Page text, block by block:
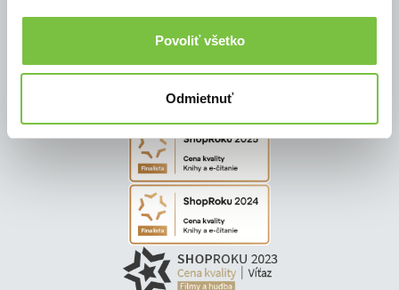
Povoliť všetko
Odmietnuť